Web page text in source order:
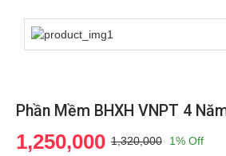
Phần Mềm BHXH VNPT 4
1,250,000 1,320,000 1% Off